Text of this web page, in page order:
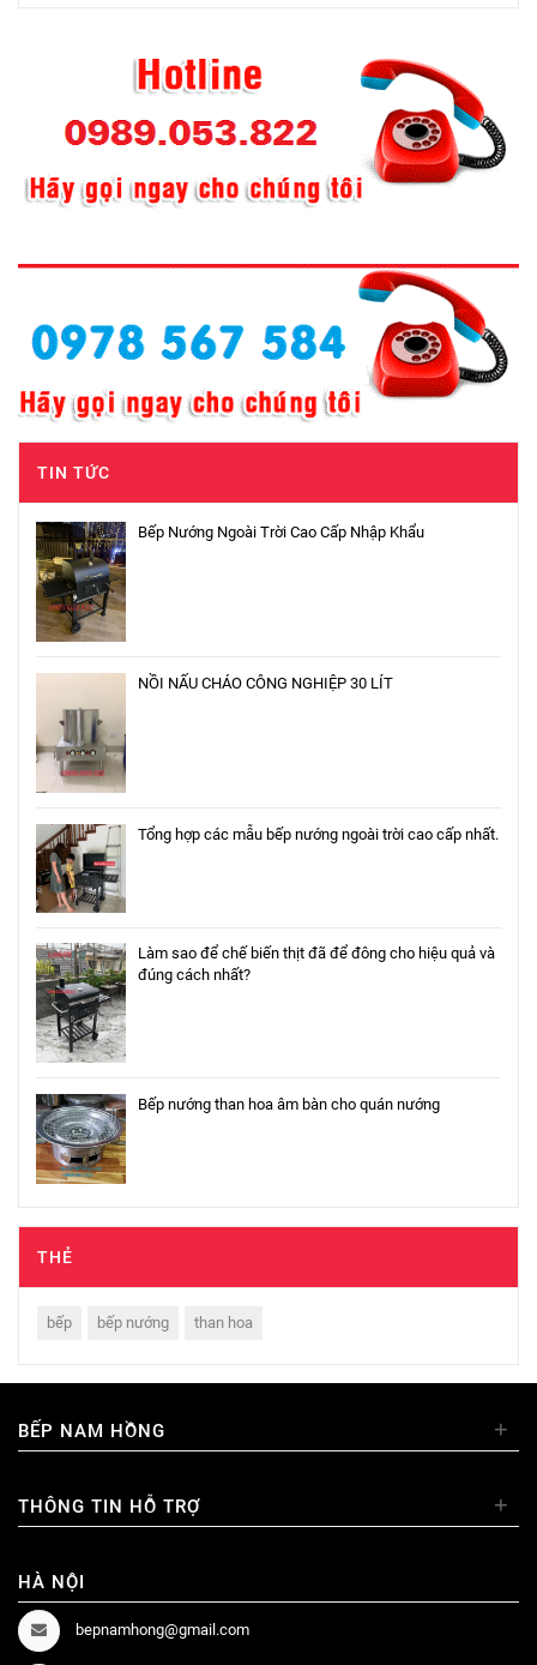
TIN TỨC
Bếp Nướng Ngoài Trời Cao Cấp Nhập Khẩu
NỒI NẤU CHÁO CÔNG NGHIỆP 30 LÍT
Tổng hợp các mẫu bếp nướng ngoài trời cao cấp nhất.
Làm sao để chế biến thịt đã để đông cho hiệu quả và
đúng cách nhất?
Bếp nướng than hoa âm bàn cho quán nướng
THẺ
bếp bếp nướng than hoa
BẾP NAM HỒNG +
THÔNG TIN HỖ TRỢ +
HÀ NỘI
bepnamhong@gmail.com